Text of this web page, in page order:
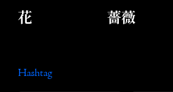
花
薔薇
Hashtag